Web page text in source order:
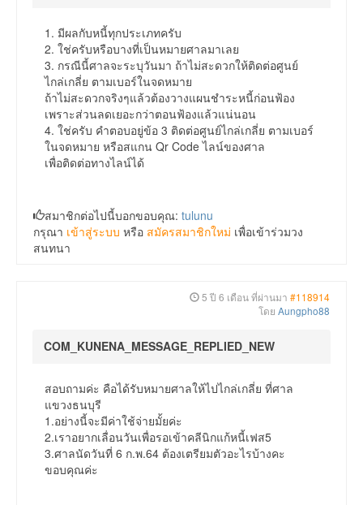
1. มีผลกับหนี้ทุกประเภทครับ
2. ใช่ครับหรือบางที่เป็นหมายศาลมาเลย
3. กรณีนี้ศาลจะระบุวันมา ถ้าไม่สะดวกให้ติดต่อศูนย์
ไกล่เกลี่ย ตามเบอร์ในจดหมาย
ถ้าไม่สะดวกจริงๆแล้วต้องวางแผนชำระหนี้ก่อนฟ้อง
เพราะส่วนลดเยอะกว่าตอนฟ้องแล้วแน่นอน
4. ใช่ครับ คำตอบอยู่ข้อ 3 ติดต่อศูนย์ไกล่เกลี่ย ตามเบอร์
ในจดหมาย หรือสแกน Qr Code ไลน์ของศาล
เพื่อติดต่อทางไลน์ได้
สมาชิกต่อไปนี้บอกขอบคุณ: tulunu
กรุณา เข้าสู่ระบบ หรือ สมัครสมาชิกใหม่ เพื่อเข้าร่วมวง
สนทนา
5 ปี 6 เดือน ที่ผ่านมา #118914
โดย Aungpho88
COM_KUNENA_MESSAGE_REPLIED_NEW
สอบถามค่ะ คือได้รับหมายศาลให้ไปไกล่เกลี่ย ที่ศาล
แขวงธนบุรี
1.อย่างนี้จะมีค่าใช้จ่ายมั้ยค่ะ
2.เราอยากเลื่อนวันเพื่อรอเข้าคลีนิกแก้หนี้เฟส5
3.ศาลนัดวันที่ 6 ก.พ.64 ต้องเตรียมตัวอะไรบ้างคะ
ขอบคุณค่ะ